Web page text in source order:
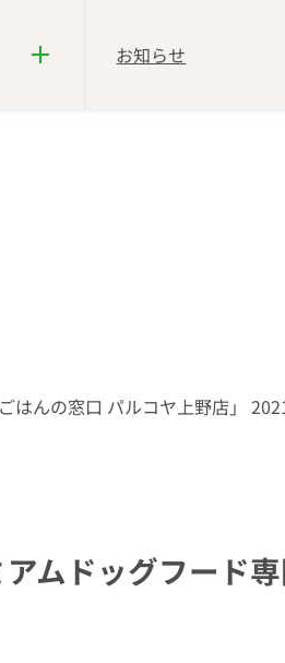
お知らせ
んの窓口 パルコヤ上野店」
ムドッグフード